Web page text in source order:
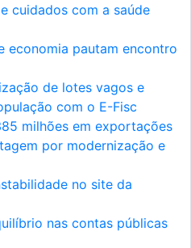
cuidados com a saúde
economia pautam encontro
de lotes vagos e
com o E-Fisc
milhões em exportações
por modernização e
no site da
nas contas públicas